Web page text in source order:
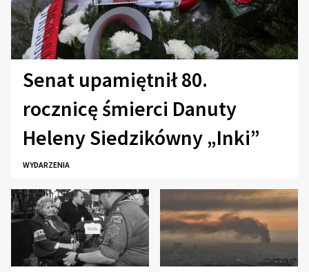
Senat upamiętnił 80.
rocznicę śmierci Danuty
Heleny Siedzikówny „Inki”
WYDARZENIA